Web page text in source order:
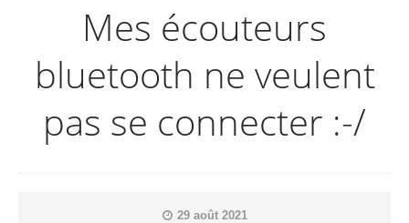
Mes écouteurs
bluetooth ne veulent
pas se connecter :-/
29 août 2021